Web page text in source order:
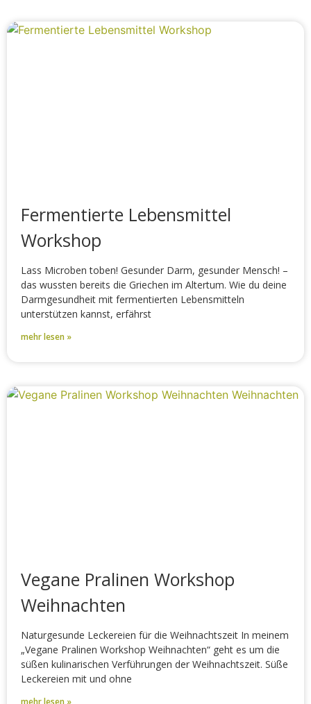
Fermentierte Lebensmittel
Workshop
Lass Microben toben! Gesunder Darm, gesunder Mensch! –
das wussten bereits die Griechen im Altertum. Wie du deine
Darmgesundheit mit fermentierten Lebensmitteln
unterstützen kannst, erfährst
mehr lesen »
Vegane Pralinen Workshop
Weihnachten
Naturgesunde Leckereien für die Weihnachtszeit In meinem
„Vegane Pralinen Workshop Weihnachten“ geht es um die
süßen kulinarischen Verführungen der Weihnachtszeit. Süße
Leckereien mit und ohne
mehr lesen »